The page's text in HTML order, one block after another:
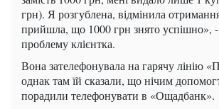
грн). Я розгублена, відмінила
прийшла, що 1000 грн знято успішно»,
проблему клієнтка.
Вона зателефонувала на гарячу лінію
однак там їй сказали, що нічим
порадили телефонувати в «Ощадбанк».